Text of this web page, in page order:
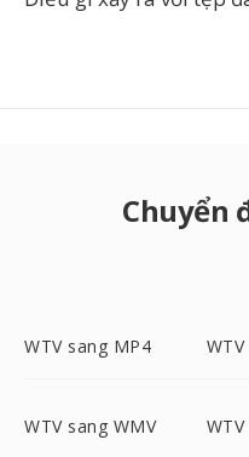
Chuyển
WTV sang MP4
WTV sang WMV